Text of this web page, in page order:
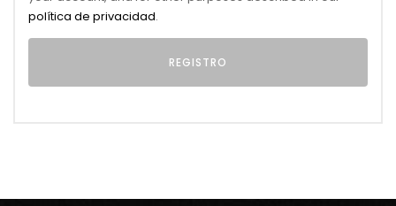
política de privacidad.